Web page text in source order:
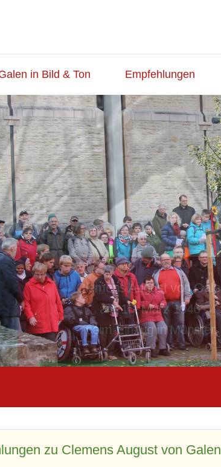
in Bild & Ton Empfehlungen
Inklusive Wallfahrt nach Münster
auf den Spuren von
Clemens August von Galen
zu Clemens August von Galen